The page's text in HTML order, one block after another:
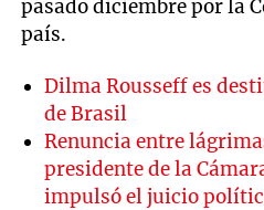
pasado diciembre por la
país.
Dilma Rousseff es
de Brasil
Renuncia entre
presidente de la
impulsó el juicio